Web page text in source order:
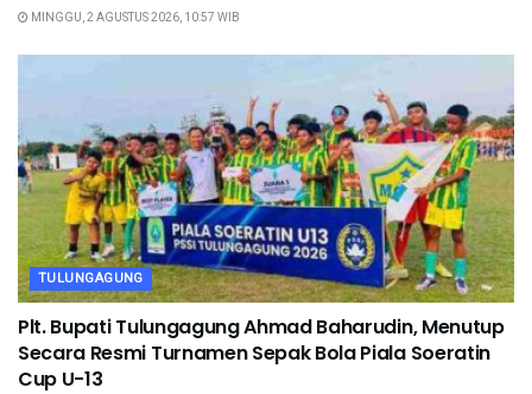
MINGGU, 2 AGUSTUS 2026, 10:57 WIB
TULUNGAGUNG
Plt. Bupati Tulungagung Ahmad Baharudin, Menutup
Secara Resmi Turnamen Sepak Bola Piala Soeratin
Cup U-13